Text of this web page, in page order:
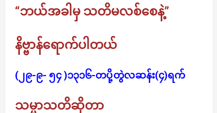
“ဘယ်အခါမှ သတိမလစ်စေနဲ့”
နိဗ္ဗာန်ရောက်ပါတယ်
(၂၉-၉- ၅၄ )၁၃၁၆-တပို့တွဲလဆန်း(၄)ရက်
သမ္မာသတိဆိုတာ